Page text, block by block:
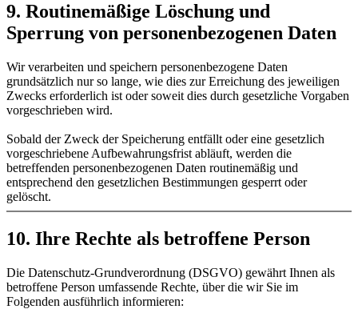
9. Routinemäßige Löschung und
Sperrung von personenbezogenen Daten
Wir verarbeiten und speichern personenbezogene Daten
grundsätzlich nur so lange, wie dies zur Erreichung des jeweiligen
Zwecks erforderlich ist oder soweit dies durch gesetzliche Vorgaben
vorgeschrieben wird.
Sobald der Zweck der Speicherung entfällt oder eine gesetzlich
vorgeschriebene Aufbewahrungsfrist abläuft, werden die
betreffenden personenbezogenen Daten routinemäßig und
entsprechend den gesetzlichen Bestimmungen gesperrt oder
gelöscht.
10. Ihre Rechte als betroffene Person
Die Datenschutz-Grundverordnung (DSGVO) gewährt Ihnen als
betroffene Person umfassende Rechte, über die wir Sie im
Folgenden ausführlich informieren: